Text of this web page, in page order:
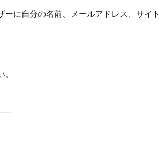
に自分の名前、メールアドレス、サイト